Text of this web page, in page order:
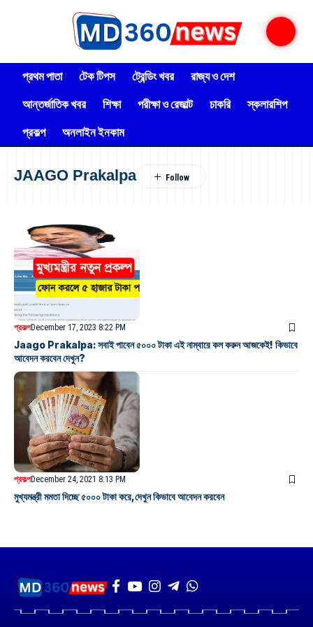
প্রথম পাতা টেক টিপস ট্রেন্ডিং খবর
রাজ্য ও দেশ
আন্তর্জাতিক খবর
শিক্ষা পরীক্ষা ও রেজাল্ট চাকরি
স্কলারশিপ
প্রকল্প
অনলাইন ইনকাম
JAAGO Prakalpa
প্রকল্পDecember 17, 2023 8:22 PM
Jaago Prakalpa: সবাই পাবেন ৫০০০ টাকা এই নাম্বারে কল করুন আজকেই! কিভাবে
আবেদন করবেন দেখুন?
প্রকল্পDecember 24, 2021 8:13 PM
মুখ্যমন্ত্রী মমতা দিচ্ছে ৫০০০ টাকা করে,দেখুন কিভাবে আবেদন করবেন